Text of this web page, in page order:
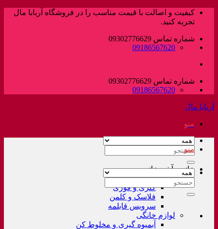
پرش
کیفیت و اصالت با قیمت مناسب را در فروشگاه آربابا مال
تجربه کنید.
شماره تماس 09302776629
09186567620
شماره تماس 09302776629
09186567620
آربابا مال
منو
جستجو
خانه و آشپزخانه
لوازم خانگی غیر برقی
کتری و قوری
فلاسک و کلمن
سرویس قابلمه
لوازم خانگی
آبمیوه گیری و مخلوط کن
منو
جستجو